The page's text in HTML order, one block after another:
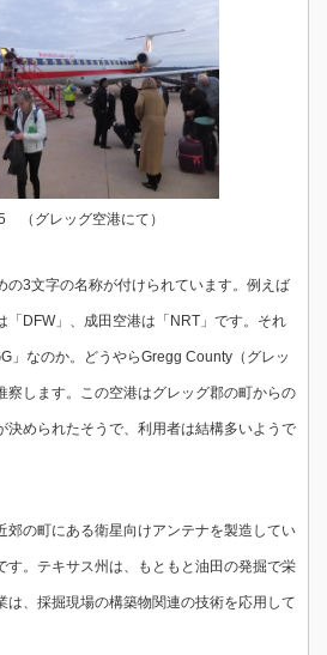
（グレッグ空港にて）
の3文字の名称が付けられています。例えば
「DFW」、成田空港は「NRT」です。それ
」なのか。どうやらGregg County（グレッ
察します。この空港はグレッグ郡の町からの
決められたそうで、利用者は結構多いようで
郊の町にある衛星向けアンテナを製造してい
す。テキサス州は、もともと油田の発掘で栄
は、採掘現場の構築物関連の技術を応用して